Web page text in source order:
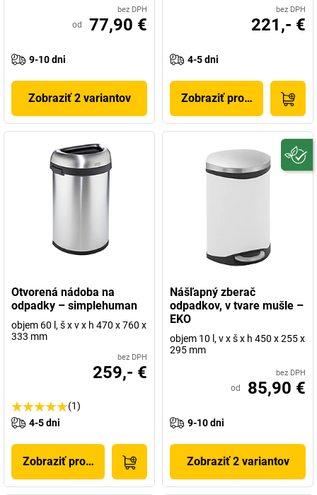
bez DPH
od 77,90 €
9-10 dni
Zobraziť 2 variantov
bez DPH
221,- €
4-5 dni
Zobraziť produkt
Otvorená nádoba na
odpadky – simplehuman
objem 60 l, š x v x h 470 x 760 x
333 mm
bez DPH
259,- €
(1)
4-5 dni
Zobraziť produkt
Nášľapný zberač
odpadkov, v tvare mušle –
EKO
objem 10 l, v x š x h 450 x 255 x
295 mm
bez DPH
od 85,90 €
9-10 dni
Zobraziť 2 variantov